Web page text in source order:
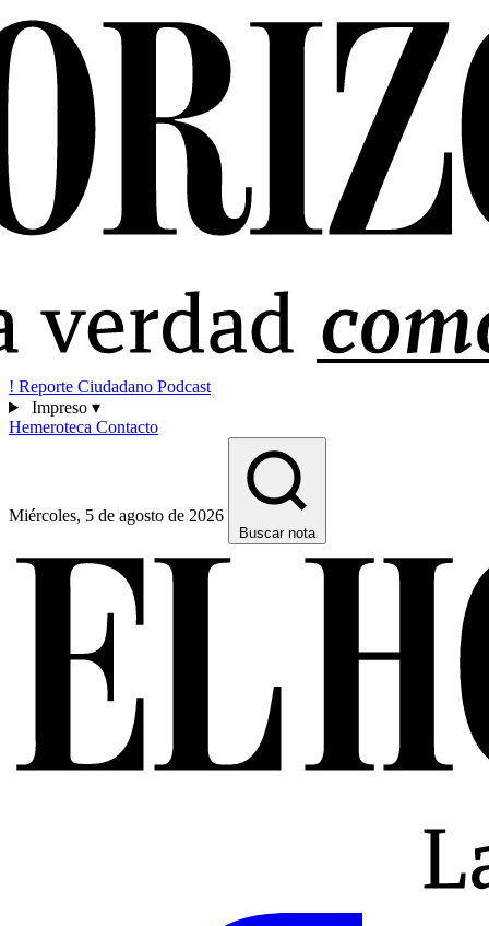
! Reporte Ciudadano Podcast
Impreso ▾
Hemeroteca Contacto
Miércoles, 5 de agosto de 2026
Buscar nota